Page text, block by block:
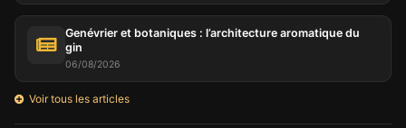
Genévrier et botaniques : l’architecture aromatique du
gin
06/08/2026
Voir tous les articles